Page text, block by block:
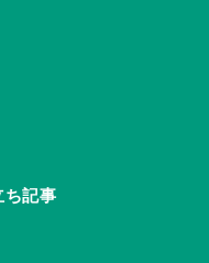
ち記事